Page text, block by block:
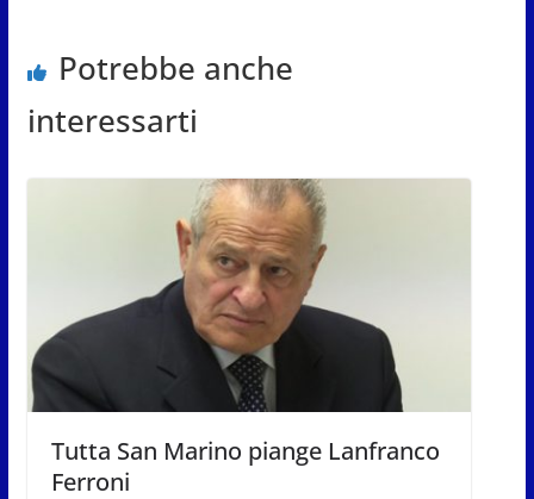
Potrebbe anche
interessarti
Tutta San Marino piange Lanfranco
Ferroni